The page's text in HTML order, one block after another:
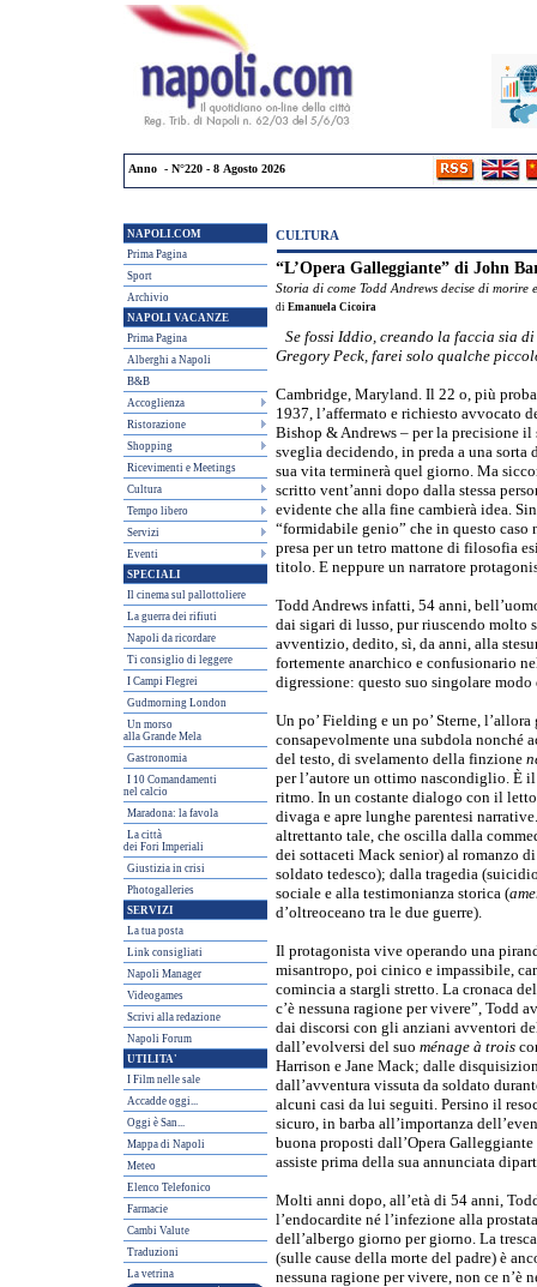
Anno - N°220 - 8 Agosto 2026
NAPOLI.COM
Prima Pagina
Sport
Archivio
NAPOLI VACANZE
Prima Pagina
Alberghi a Napoli
B&B
Accoglienza
Ristorazione
Shopping
Ricevimenti e Meetings
Cultura
Tempo libero
Servizi
Eventi
SPECIALI
Il cinema sul pallottoliere
La guerra dei rifiuti
Napoli da ricordare
Ti consiglio di leggere
I Campi Flegrei
Gudmorning London
Un morso
alla Grande Mela
Gastronomia
I 10 Comandamenti
nel calcio
Maradona: la favola
La città
dei Fori Imperiali
Giustizia in crisi
Photogalleries
SERVIZI
La tua posta
Link consigliati
Napoli Manager
Videogames
Scrivi alla redazione
Napoli Forum
UTILITA'
I Film nelle sale
Accadde oggi...
Oggi è San...
Mappa di Napoli
Meteo
Elenco Telefonico
Farmacie
Cambi Valute
Traduzioni
La vetrina
CULTURA
“L’Opera Galleggiante” di John
Storia di come Todd Andrews decise di morire
di Emanuela Cicoira
Se fossi Iddio, creando la faccia sia
Gregory Peck, farei solo qualche
Cambridge, Maryland. Il 22 o, più
1937, l’affermato e richiesto avvocato
Bishop & Andrews – per la precisione il
sveglia decidendo, in preda a una sorta
sua vita terminerà quel giorno. Ma
scritto vent’anni dopo dalla stessa
evidente che alla fine cambierà idea.
“formidabile genio” che in questo caso
presa per un tetro mattone di filosofia
titolo. E neppure un narratore
Todd Andrews infatti, 54 anni,
dai sigari di lusso, pur riuscendo molto
avventizio, dedito, sì, da anni, alla
fortemente anarchico e confusionario
digressione: questo suo singolare
Un po’ Fielding e un po’ Sterne,
consapevolmente una subdola nonché
del testo, di svelamento della finzione
per l’autore un ottimo nascondiglio. È
ritmo. In un costante dialogo con il
divaga e apre lunghe parentesi
altrettanto tale, che oscilla dalla
dei sottaceti Mack senior) al romanzo
soldato tedesco); dalla tragedia
sociale e alla testimonianza storica (
d’oltreoceano tra le due guerre).
Il protagonista vive operando una
misantropo, poi cinico e impassibile,
comincia a stargli stretto. La cronaca
c’è nessuna ragione per vivere”, Todd
dai discorsi con gli anziani avventori
dall’evolversi del suo ménage à trois
Harrison e Jane Mack; dalle
dall’avventura vissuta da soldato
alcuni casi da lui seguiti. Persino il
sicuro, in barba all’importanza
buona proposti dall’Opera
assiste prima della sua annunciata
Molti anni dopo, all’età di 54 anni,
l’endocardite né l’infezione alla
dell’albergo giorno per giorno. La
(sulle cause della morte del padre) è
nessuna ragione per vivere, non ce n’è